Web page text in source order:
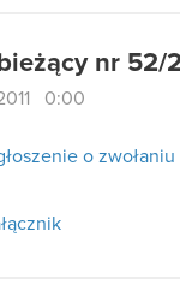
nr 52/
0:00
o